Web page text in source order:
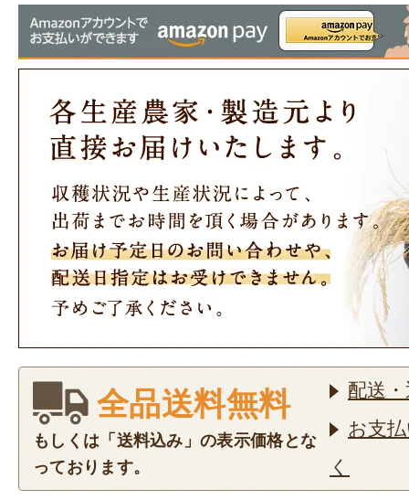
全品送料無料
もしくは「送料込み」の表示価格とな
っております。
配送
お支
く